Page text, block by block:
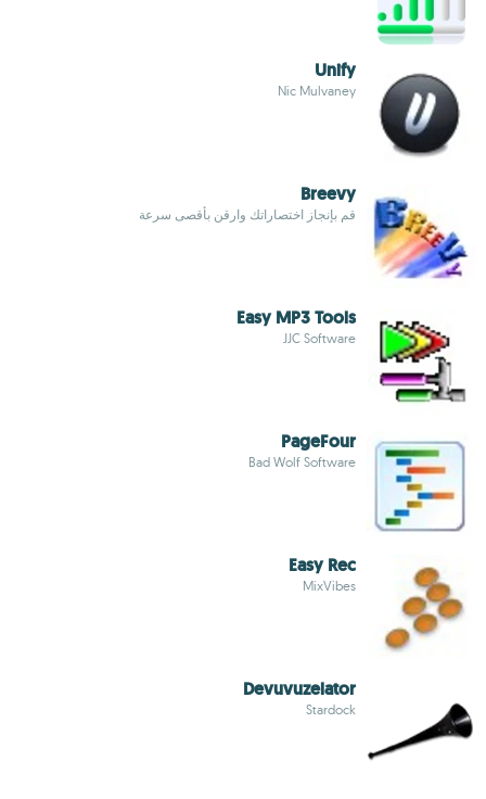
Unify
Nic Mulvaney
Breevy
قم بإنجاز اختصاراتك وارقن بأقصى سرعة
Easy MP3 Tools
JJC Software
PageFour
Bad Wolf Software
Easy Rec
MixVibes
Devuvuzelator
Stardock